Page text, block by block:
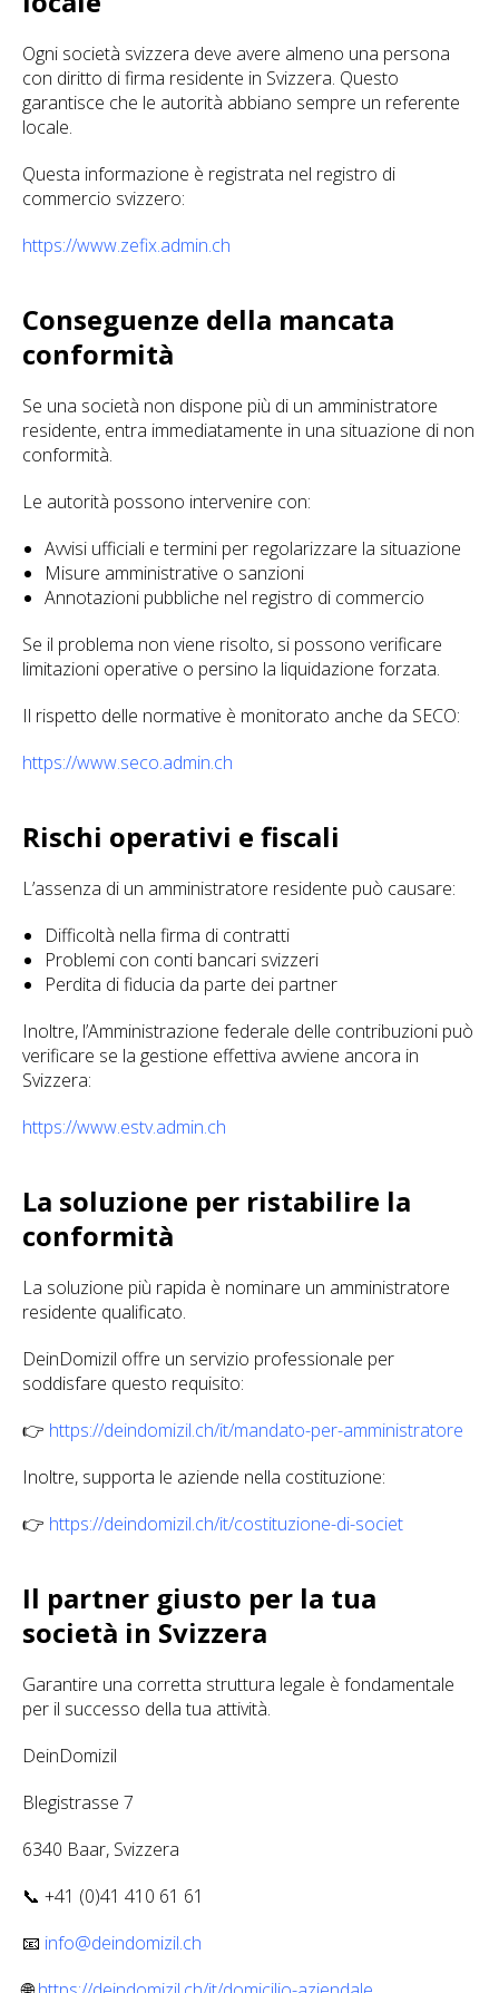
Ogni società svizzera deve avere almeno una persona
con diritto di firma residente in Svizzera. Questo
garantisce che le autorità abbiano sempre un referente
locale.
Questa informazione è registrata nel registro di
commercio svizzero:
https://www.zefix.admin.ch
Conseguenze della mancata
conformità
Se una società non dispone più di un amministratore
residente, entra immediatamente in una situazione di non
conformità.
Le autorità possono intervenire con:
Avvisi ufficiali e termini per regolarizzare la situazione
Misure amministrative o sanzioni
Annotazioni pubbliche nel registro di commercio
Se il problema non viene risolto, si possono verificare
limitazioni operative o persino la liquidazione forzata.
Il rispetto delle normative è monitorato anche da SECO:
https://www.seco.admin.ch
Rischi operativi e fiscali
L’assenza di un amministratore residente può causare:
Difficoltà nella firma di contratti
Problemi con conti bancari svizzeri
Perdita di fiducia da parte dei partner
Inoltre, l’Amministrazione federale delle contribuzioni può
verificare se la gestione effettiva avviene ancora in
Svizzera:
https://www.estv.admin.ch
La soluzione per ristabilire la
conformità
La soluzione più rapida è nominare un amministratore
residente qualificato.
DeinDomizil offre un servizio professionale per
soddisfare questo requisito:
👉 https://deindomizil.ch/it/mandato-per-amministratore
Inoltre, supporta le aziende nella costituzione:
👉 https://deindomizil.ch/it/costituzione-di-societ
Il partner giusto per la tua
società in Svizzera
Garantire una corretta struttura legale è fondamentale
per il successo della tua attività.
DeinDomizil
Blegistrasse 7
6340 Baar, Svizzera
📞 +41 (0)41 410 61 61
📧 info@deindomizil.ch